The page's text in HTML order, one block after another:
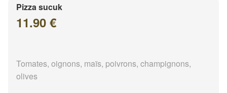
Pizza sucuk
11.90 €
Tomates, oignons, maïs, poivrons, champignons,
olives